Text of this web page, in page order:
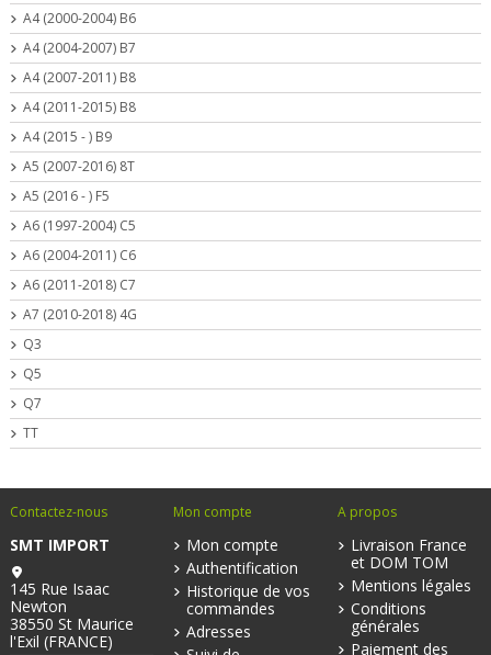
A4 (2000-2004) B6
A4 (2004-2007) B7
A4 (2007-2011) B8
A4 (2011-2015) B8
A4 (2015 - ) B9
A5 (2007-2016) 8T
A5 (2016 - ) F5
A6 (1997-2004) C5
A6 (2004-2011) C6
A6 (2011-2018) C7
A7 (2010-2018) 4G
Q3
Q5
Q7
TT
Contactez-nous
SMT IMPORT
145 Rue Isaac
Newton
38550 St Maurice
l'Exil (FRANCE)
Mon compte
Mon compte
Authentification
Historique de vos
commandes
Adresses
A propos
Livraison France
et DOM TOM
Mentions légales
Conditions
générales
Paiement des